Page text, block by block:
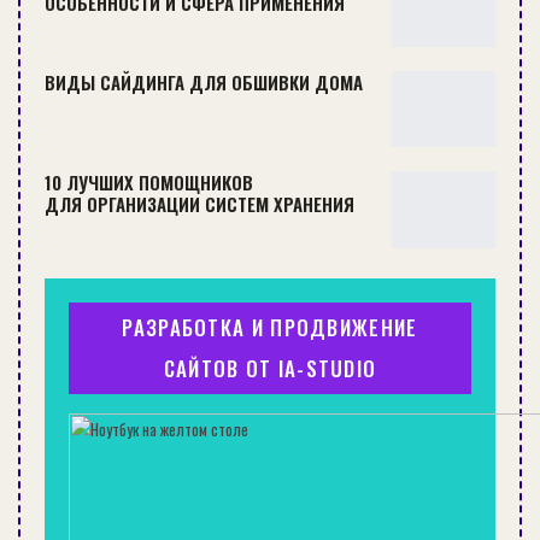
ОРГАНИЗАЦИЯ ХРАНЕНИЯ В ПРИХОЖЕЙ: ФОТОПРИМЕРЫ
НАПОЛЬНЫЕ КОНДИЦИОНЕРЫ: ОСОБЕННОСТИ, ПЛЮСЫ
И МИНУСЫ
ВИДЫ САЙДИНГА ДЛЯ ОБШИВКИ ДОМА
10 ЛУЧШИХ ПОМОЩНИКОВ
ДЛЯ ОРГАНИЗАЦИИ СИСТЕМ ХРАНЕНИЯ
РАЗРАБОТКА И ПРОДВИЖЕНИЕ
САЙТОВ ОТ IA-STUDIO